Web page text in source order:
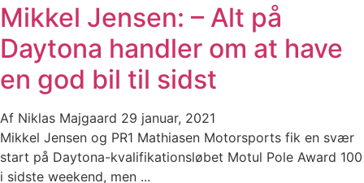
Mikkel Jensen: – Alt på
Daytona handler om at have
en god bil til sidst
Af Niklas Majgaard 29 januar, 2021
Mikkel Jensen og PR1 Mathiasen Motorsports fik en svær
start på Daytona-kvalifikationsløbet Motul Pole Award 100
i sidste weekend, men ...